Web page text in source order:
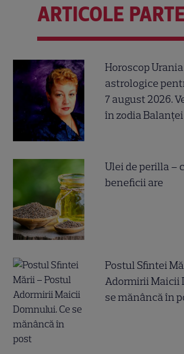
ARTICOLE
Horoscop
astrologice
7 august 2026.
în zodia Balanței
Ulei de perilla –
beneficii are
Postul Sfintei
Adormirii Maicii
se mănâncă în